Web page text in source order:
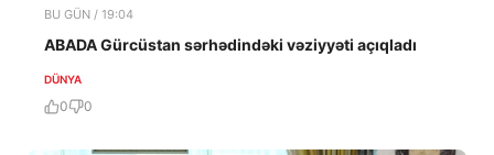
BU GÜN / 19:04
ABADA Gürcüstan sərhədindəki vəziyyəti açıqladı
DÜNYA
0 0